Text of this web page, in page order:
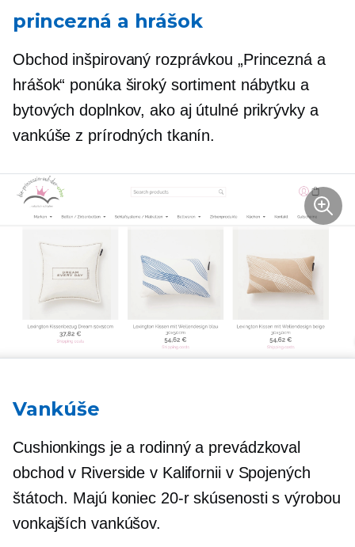
princezná a hrášok
Obchod inšpirovaný rozprávkou „Princezná a
hrášok“ ponúka široký sortiment nábytku a
bytových doplnkov, ako aj útulné prikrývky a
vankúše z prírodných tkanín.
Vankúše
Cushionkings je a rodinnýa prevádzkoval
obchod v Riverside v Kalifornii v Spojených
štátoch. Majú koniec 20-rskúsenosti s výrobou
vonkajších vankúšov.